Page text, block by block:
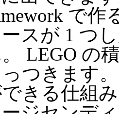
で作
スが 1 つ
LEGO の
つきます
きる仕組